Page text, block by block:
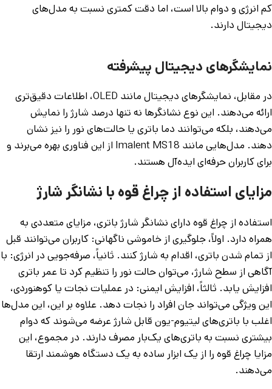
کم انرژی و دوام بالا است، اما دقت کمتری نسبت به مدل‌های
دیجیتال دارند.
نمایشگرهای دیجیتال پیشرفته
در مقابل، نمایشگرهای دیجیتال مانند OLED، اطلاعات دقیق‌تری
ارائه می‌دهند. این نوع نشانگرها نه تنها درصد شارژ را نمایش
می‌دهند، بلکه می‌توانند دما باتری یا حالت‌های نور را نیز نشان
دهند. مدل‌هایی مانند Imalent MS18 از این فناوری بهره می‌برند و
برای کاربران حرفه‌ای ایده‌آل هستند.
مزایای استفاده از چراغ قوه با نشانگر شارژ
استفاده از چراغ قوه دارای نشانگر شارژ باتری، مزایای متعددی به
همراه دارد. اولاً، جلوگیری از خاموشی ناگهانی: کاربران می‌توانند قبل
از تمام شدن باتری، اقدام به شارژ کنند. ثانیاً، صرفه‌جویی در انرژی: با
آگاهی از سطح شارژ، می‌توان حالت نور را تنظیم کرد تا عمر باتری
افزایش یابد. ثالثاً، افزایش ایمنی: در عملیات نجات یا کوهنوردی،
این ویژگی می‌تواند جان افراد را نجات دهد. علاوه بر این، این مدل‌ها
اغلب با باتری‌های لیتیوم-یون قابل شارژ عرضه می‌شوند که دوام
بیشتری نسبت به باتری‌های یک‌بار مصرف دارند. در مجموع، این
مزایا چراغ قوه را از یک ابزار ساده به یک دستگاه هوشمند ارتقا
می‌دهند.